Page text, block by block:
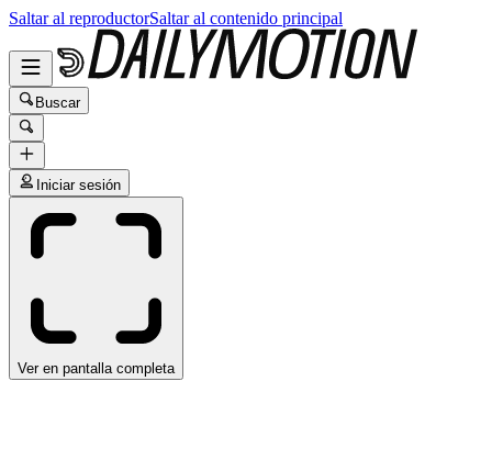
Saltar al reproductorSaltar al contenido principal
Buscar
Iniciar sesión
Ver en pantalla completa